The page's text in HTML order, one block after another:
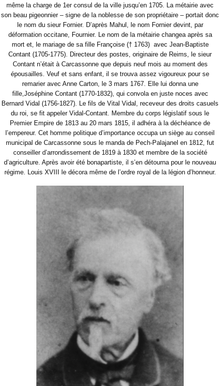
même la charge de 1er consul de la ville jusqu’en 1705. La métairie avec
son beau pigeonnier – signe de la noblesse de son propriétaire – portait donc
le nom du sieur Fornier. D’après Mahul, le nom Fornier devint, par
déformation occitane, Fournier. Le nom de la métairie changea après sa
mort et, le mariage de sa fille Françoise († 1763) avec Jean-Baptiste
Contant (1705-1775). Directeur des postes, originaire de Reims, le sieur
Contant n’était à Carcassonne que depuis neuf mois au moment des
épousailles. Veuf et sans enfant, il se trouva assez vigoureux pour se
remarier avec Anne Carton, le 3 mars 1767. Elle lui donna une
fille,Joséphine Contant (1770-1832), qui convola en juste noces avec
Bernard Vidal (1756-1827). Le fils de Vital Vidal, receveur des droits casuels
du roi, se fit appeler Vidal-Contant. Membre du corps législatif sous le
Premier Empire de 1813 au 20 mars 1815, il adhéra à la déchéance de
l’empereur. Cet homme politique d’importance occupa un siège au conseil
municipal de Carcassonne sous le manda de Pech-Palajanel en 1812, fut
conseiller d’arrondissement de 1819 à 1830 et membre de la société
d’agriculture. Après avoir été bonapartiste, il s’en détourna pour le nouveau
régime. Louis XVIII le décora même de l’ordre royal de la légion d’honneur.